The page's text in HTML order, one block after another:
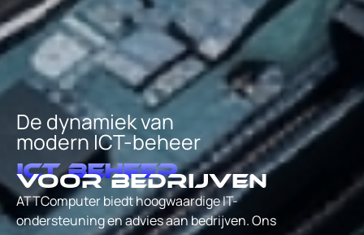
De dynamiek van
modern ICT-beheer
ICT Beheer
voor bedrijven
ATTComputer biedt hoogwaardige IT-
ondersteuning en advies aan bedrijven. Ons